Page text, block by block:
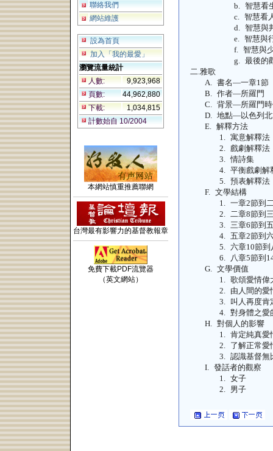
聯絡我們
網站維護
設為首頁
加入「我的最愛」
瀏覽流量統計
人數:
9,923,968
頁數:
44,962,880
下載:
1,034,815
計數始自 10/2004
本網站慎重推薦聯網
台灣最有影響力的基督教報章
免費下載PDF流覽器
（英文網站）
b. 智慧看
c. 智慧看
d. 智慧與
e. 智慧與
f. 智慧與
g. 最後的
二.雅歌
A. 書名—一章1節
B. 作者—所羅門
C. 背景—所羅門
D. 地點—以色列
E. 解釋方法
1. 寓意解釋法
2. 戲劇解釋法
3. 情詩集
4. 平衡戲劇解
5. 預表解釋法
F. 文學結構
1. 一章2節到
2. 二章8節到
3. 三章6節到
4. 五章2節到
5. 六章10節到
6. 八章5節到
G. 文學價值
1. 歌頌愛情偉
2. 由人間的愛
3. 叫人再度肯
4. 對身體之愛
H. 對個人的影響
1. 肯定純真愛
2. 了解正常愛
3. 認識基督無
I. 發話者的觀察
1. 女子
2. 男子